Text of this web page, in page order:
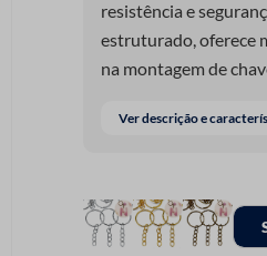
resistência e
estruturado, oferece
na montagem de
pingentes e
Ver descrição e